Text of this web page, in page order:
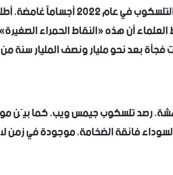
وبدأت القصة عندما رصد التلسكوب في
العلماء أن هذه «النقاط الحمراء
بعد نحو مليار ونصف المليار سنة
رصد تلسكوب جيمس ويب، كما بيّن
فائقة الضخامة، موجودة في زمن